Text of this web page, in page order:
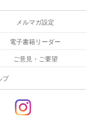
メルマガ設定
電子書籍リーダー
ご意見・ご要望
プ